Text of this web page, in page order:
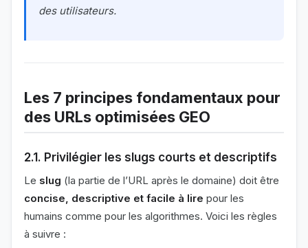
des utilisateurs.
Les 7 principes fondamentaux pour
des URLs optimisées GEO
2.1. Privilégier les slugs courts et descriptifs
Le slug (la partie de l’URL après le domaine) doit être
concise, descriptive et facile à lire pour les
humains comme pour les algorithmes. Voici les règles
à suivre :